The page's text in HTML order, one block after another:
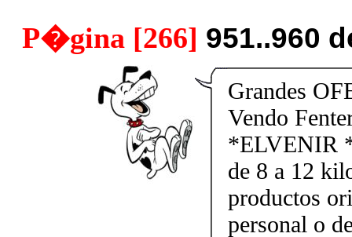
P�gina [266] 951..960
Grandes
Vendo
*ELVENIR
de 8 a 12
productos
personal o